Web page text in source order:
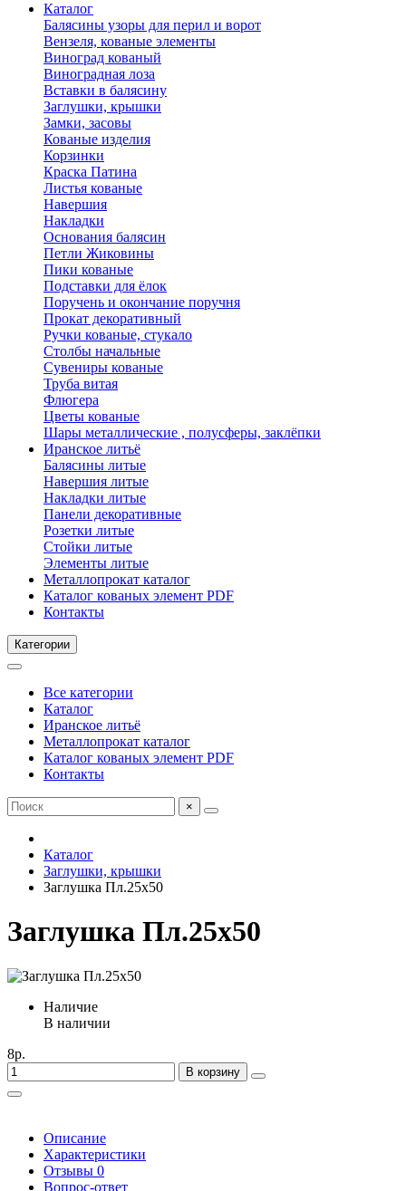
Каталог
Балясины узоры для перил и ворот
Вензеля, кованые элементы
Виноград кованый
Виноградная лоза
Вставки в балясину
Заглушки, крышки
Замки, засовы
Кованые изделия
Корзинки
Краска Патина
Листья кованые
Навершия
Накладки
Основания балясин
Петли Жиковины
Пики кованые
Подставки для ёлок
Поручень и окончание поручня
Прокат декоративный
Ручки кованые, стукало
Столбы начальные
Сувениры кованые
Труба витая
Флюгера
Цветы кованые
Шары металлические , полусферы, заклёпки
Иранское литьё
Балясины литые
Навершия литые
Накладки литые
Панели декоративные
Розетки литые
Стойки литые
Элементы литые
Металлопрокат каталог
Каталог кованых элемент PDF
Контакты
Категории
Все категории
Каталог
Иранское литьё
Металлопрокат каталог
Каталог кованых элемент PDF
Контакты
×
Каталог
Заглушки, крышки
Заглушка Пл.25х50
Заглушка Пл.25х50
Наличие
В наличии
8р.
В корзину
Описание
Характеристики
Отзывы 0
Вопрос-ответ